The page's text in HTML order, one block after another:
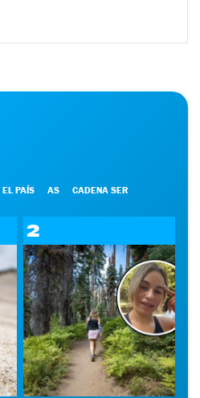
EL PAÍS AS CADENA SER
2